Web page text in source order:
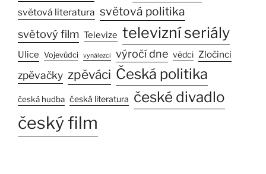
světová literatura světová politika
světový film Televize televizní seriály
Ulice Vojevůdci vynálezci výročí dne vědci Zločinci
zpěvačky zpěváci Česká politika
česká hudba česká literatura české divadlo
český film